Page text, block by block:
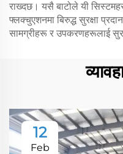
राख्दछ। यसै बाटोले यी
फ्लक्चुएशनमा बिरुद्ध सुरक्षा
सामग्रीहरू र उपकरणहरूलाई
12
Feb